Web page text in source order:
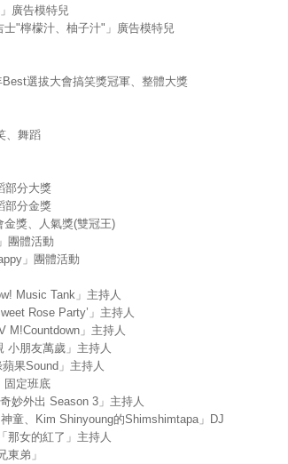
廣告模特兒
"檸檬汁、柚子汁"」廣告模特兒
選拔大會搞笑獎冠軍、整體大獎
、舞蹈
部分大獎
部分金獎
獎、人氣獎(雙冠王)
團體活動
」團體活動
Music Tank」主持人
Rose Party’」主持人
M!Countdown」主持人
小朋友萬歲」主持人
果Sound」主持人
固定班底
妙外出 Season 3」主持人
童、Kim Shinyoung的Shimshimtapa」DJ
那女的紅了」主持人
東弟」